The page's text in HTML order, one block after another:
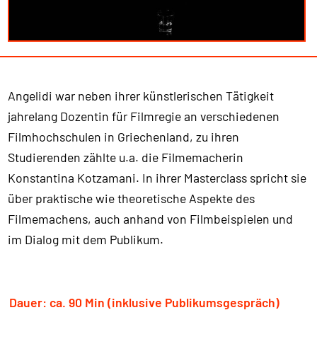
Angelidi war neben ihrer künstlerischen Tätigkeit
jahrelang Dozentin für Filmregie an verschiedenen
Filmhochschulen in Griechenland, zu ihren
Studierenden zählte u.a. die Filmemacherin
Konstantina Kotzamani. In ihrer Masterclass spricht sie
über praktische wie theoretische Aspekte des
Filmemachens, auch anhand von Filmbeispielen und
im Dialog mit dem Publikum.
Dauer: ca. 90 Min (inklusive Publikumsgespräch)